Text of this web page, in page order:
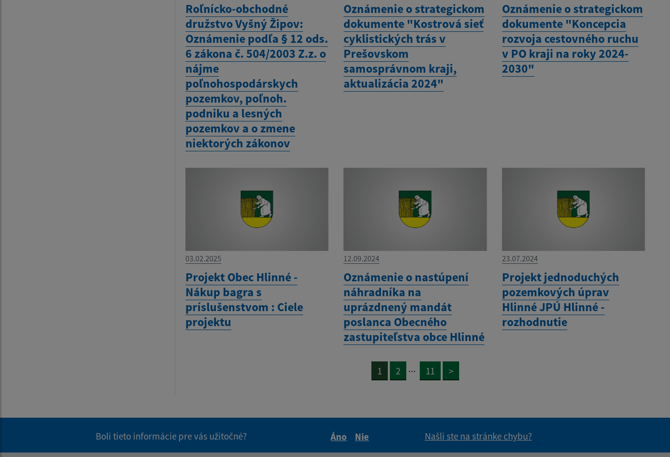
Roľnícko-obchodné
družstvo Vyšný Žipov:
Oznámenie podľa § 12 ods.
6 zákona č. 504/2003 Z.z. o
nájme
poľnohospodárskych
pozemkov, poľnoh.
podniku a lesných
pozemkov a o zmene
niektorých zákonov
Oznámenie o strategickom
dokumente "Kostrová sieť
cyklistických trás v
Prešovskom
samosprávnom kraji,
aktualizácia 2024"
Oznámenie o strategickom
dokumente "Koncepcia
rozvoja cestovného ruchu
v PO kraji na roky 2024-
2030"
03.02.2025
Projekt Obec Hlinné -
Nákup bagra s
príslušenstvom : Ciele
projektu
12.09.2024
Oznámenie o nastúpení
náhradníka na
uprázdnený mandát
poslanca Obecného
zastupiteľstva obce Hlinné
23.07.2024
Projekt jednoduchých
pozemkových úprav
Hlinné JPÚ Hlinné -
rozhodnutie
1 2 ... 11 >
Boli tieto informácie pre vás užitočné?
Áno
Nie
Našli ste na stránke chybu?